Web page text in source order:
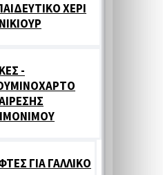
ΧΕΡΙ
-
ΓΙΑ ΓΑΛΛΙΚΟ